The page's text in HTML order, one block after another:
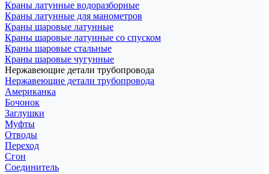
Краны латунные водоразборные
Краны латунные для манометров
Краны шаровые латунные
Краны шаровые латунные со спуском
Краны шаровые стальные
Краны шаровые чугунные
Нержавеющие детали трубопровода
Нержавеющие детали трубопровода
Американка
Бочонок
Заглушки
Муфты
Отводы
Переход
Сгон
Соединитель